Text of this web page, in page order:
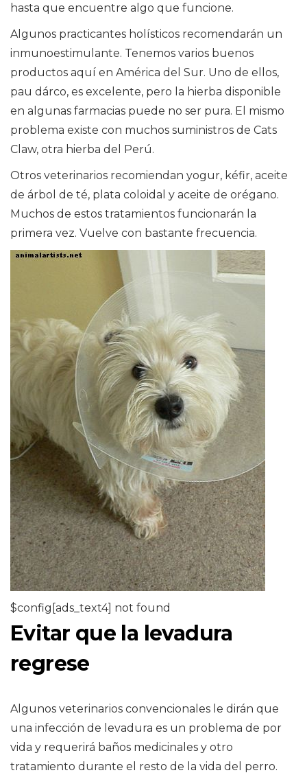
hasta que encuentre algo que funcione.
Algunos practicantes holísticos recomendarán un
inmunoestimulante. Tenemos varios buenos
productos aquí en América del Sur. Uno de ellos,
pau dárco, es excelente, pero la hierba disponible
en algunas farmacias puede no ser pura. El mismo
problema existe con muchos suministros de Cats
Claw, otra hierba del Perú.
Otros veterinarios recomiendan yogur, kéfir, aceite
de árbol de té, plata coloidal y aceite de orégano.
Muchos de estos tratamientos funcionarán la
primera vez. Vuelve con bastante frecuencia.
$config[ads_text4] not found
Evitar que la levadura
regrese
Algunos veterinarios convencionales le dirán que
una infección de levadura es un problema de por
vida y requerirá baños medicinales y otro
tratamiento durante el resto de la vida del perro.